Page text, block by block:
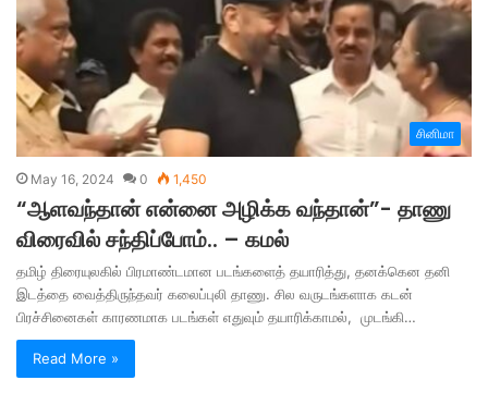
சினிமா
May 16, 2024 0 1,450
“ஆளவந்தான் என்னை அழிக்க வந்தான்”- தாணு
விரைவில் சந்திப்போம்.. – கமல்
தமிழ் திரையுலகில் பிரமாண்டமான படங்களைத் தயாரித்து, தனக்கென தனி
இடத்தை வைத்திருந்தவர் கலைப்புலி தாணு. சில வருடங்களாக கடன்
பிரச்சினைகள் காரணமாக படங்கள் எதுவும் தயாரிக்காமல், முடங்கி…
Read More »